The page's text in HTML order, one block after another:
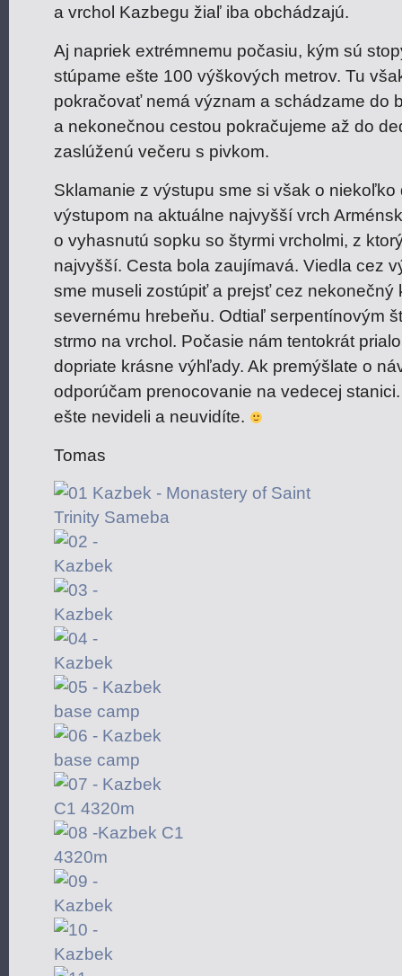
a vrchol Kazbegu žiaľ iba obchádzajú.
Aj napriek extrémnemu počasiu, kým sú
stúpame ešte 100 výškových metrov. Tu
pokračovať nemá význam a schádzame do
a nekonečnou cestou pokračujeme až do
zaslúženú večeru s pivkom.
Sklamanie z výstupu sme si však o
výstupom na aktuálne najvyšší vrch
o vyhasnutú sopku so štyrmi vrcholmi, z
najvyšší. Cesta bola zaujímavá. Viedla cez
sme museli zostúpiť a prejsť cez nekonečný
severnému hrebeňu. Odtiaľ serpentínovým
strmo na vrchol. Počasie nám tentokrát
dopriate krásne výhľady. Ak premýšlate o
odporúčam prenocovanie na vedecej
ešte nevideli a neuvidíte.
Tomas